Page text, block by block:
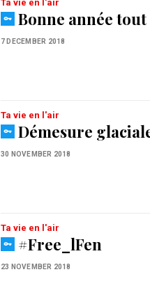
Ta vie en l'air
Bonne année
7 DECEMBER 2018
Ta vie en l'air
Démesure
30 NOVEMBER 2018
Ta vie en l'air
#Free_lFen
23 NOVEMBER 2018